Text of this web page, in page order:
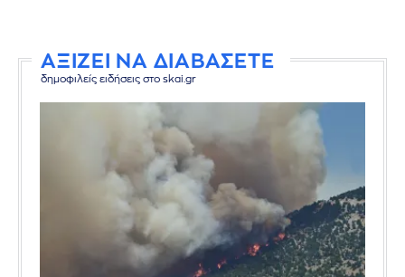
ΑΞΙΖΕΙ ΝΑ ΔΙΑΒΑΣΕΤΕ
δημοφιλείς ειδήσεις στο skai.gr